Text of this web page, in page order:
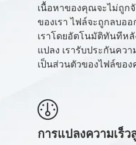
เนื้อหาของคุณจะไม่ถูกจั
ของเรา ไฟล์จะถูกลบออ
เราโดยอัตโนมัติทันทีห
แปลง เรารับประกันคว
เป็นส่วนตัวของไฟล์ขอ
การแปลงความเร็ว